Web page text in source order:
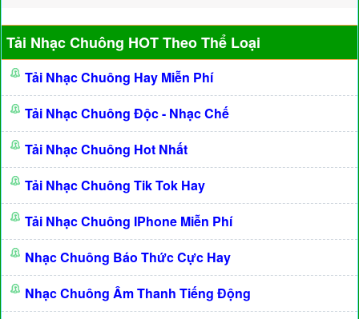
Tải Nhạc Chuông HOT Theo Thể Loại
Tải Nhạc Chuông Hay Miễn Phí
Tải Nhạc Chuông Độc - Nhạc Chế
Tải Nhạc Chuông Hot Nhất
Tải Nhạc Chuông Tik Tok Hay
Tải Nhạc Chuông IPhone Miễn Phí
Nhạc Chuông Báo Thức Cực Hay
Nhạc Chuông Âm Thanh Tiếng Động